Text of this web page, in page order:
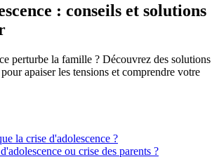
: conseils et solutions
perturbe la famille ? Découvrez des solutions
apaiser les tensions et comprendre votre
la crise d'adolescence ?
ou crise des parents ?